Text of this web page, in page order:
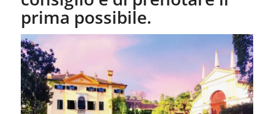
prima possibile.